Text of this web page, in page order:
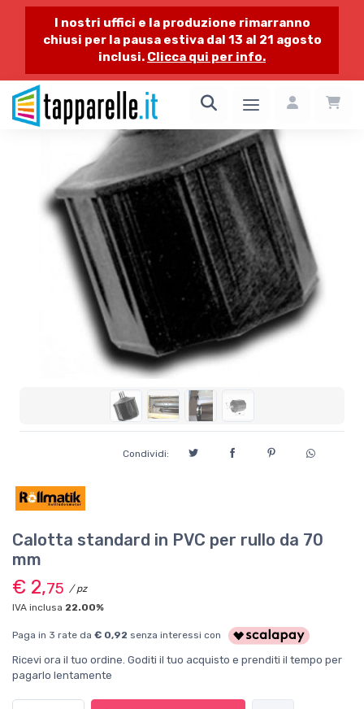
I nostri uffici e la produzione rimarranno
chiusi per la pausa estiva dal 13 al 21 agosto
inclusi. Clicca qui per info.
Condividi:
Calotta standard in PVC per rullo da 70
mm
€ 2,75 / pz
IVA inclusa 22.00%
Paga in 3 rate da € 0,92 senza interessi con
Ricevi ora il tuo ordine. Goditi il tuo acquisto e prenditi il tempo per
pagarlo lentamente